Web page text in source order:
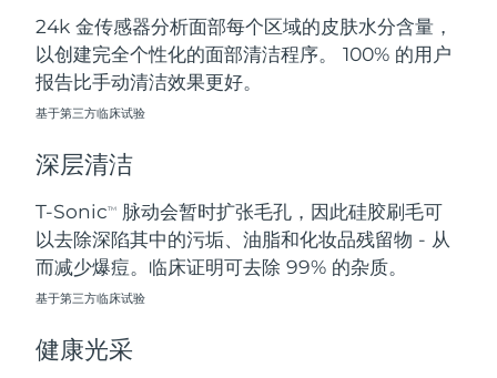
24k 金传感器分析面部每个区域的皮肤水分含量，
以创建完全个性化的面部清洁程序。 100% 的用户
报告比手动清洁效果更好。
基于第三方临床试验
深层清洁
T-SonicTM
脉动会暂时扩张毛孔，因此硅胶刷毛可
以去除深陷其中的污垢、油脂和化妆品残留物 - 从
而减少爆痘。临床证明可去除 99% 的杂质。
基于第三方临床试验
健康光采
马耳他
墨西哥 预计送达日期 8/13/26
摩纳哥
荷兰
新西兰 预计送达日期8/9/26
挪威 预计送达日期